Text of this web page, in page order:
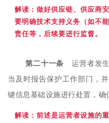
解读：做好供应链、供应商
要明确技术支持义务（如不
责任等，后续要进行监督。
第二十一条 运营者发
当及时报告保护工作部门，
键信息基础设施进行处置，确
解读：前述是运营者设施的